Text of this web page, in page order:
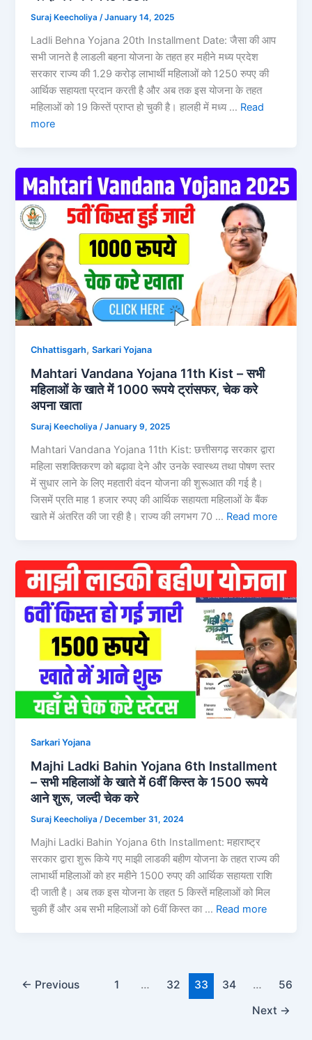
Suraj Keecholiya/January 14, 2025
Ladli Behna Yojana 20th Installment Date: जैसा की आप
सभी जानते है लाडली बहना योजना के तहत हर महीने मध्य प्रदेश
सरकार राज्य की 1.29 करोड़ लाभार्थी महिलाओं को 1250 रुपए की
आर्थिक सहायता प्रदान करती है और अब तक इस योजना के तहत
महिलाओं को 19 किस्तें प्राप्त हो चुकी है। हालही में मध्य … Read
more
Chhattisgarh,Sarkari Yojana
Mahtari Vandana Yojana 11th Kist – सभी
महिलाओं के खाते में 1000 रूपये ट्रांसफर, चेक करे
अपना खाता
Suraj Keecholiya/January 9, 2025
Mahtari Vandana Yojana 11th Kist: छत्तीसगढ़ सरकार द्वारा
महिला सशक्तिकरण को बढ़ावा देने और उनके स्वास्थ्य तथा पोषण स्तर
में सुधार लाने के लिए महतारी वंदन योजना की शुरूआत की गई है।
जिसमें प्रति माह 1 हजार रुपए की आर्थिक सहायता महिलाओं के बैंक
खाते में अंतरित की जा रही है। राज्य की लगभग 70 … Read more
Sarkari Yojana
Majhi Ladki Bahin Yojana 6th Installment
– सभी महिलाओं के खाते में 6वीं किस्त के 1500 रूपये
आने शुरू, जल्दी चेक करे
Suraj Keecholiya/ December 31, 2024
Majhi Ladki Bahin Yojana 6th Installment: महाराष्ट्र
सरकार द्वारा शुरू किये गए माझी लाडकी बहीण योजना के तहत राज्य की
लाभार्थी महिलाओं को हर महीने 1500 रुपए की आर्थिक सहायता राशि
दी जाती है। अब तक इस योजना के तहत 5 किस्तें महिलाओं को मिल
चुकी हैं और अब सभी महिलाओं को 6वीं किस्त का … Read more
← Previous 1 … 32 33 34 …
56
Next →